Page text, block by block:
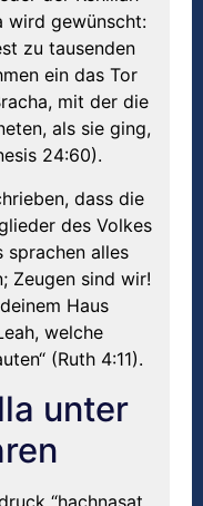
wird gewünscht:
zu tausenden
ein das Tor
mit der die
als sie ging,
24:60).
dass die
des Volkes
sprachen alles
Zeugen sind wir!
Haus
welche
(Ruth 4:11).
unter
“hachnasat